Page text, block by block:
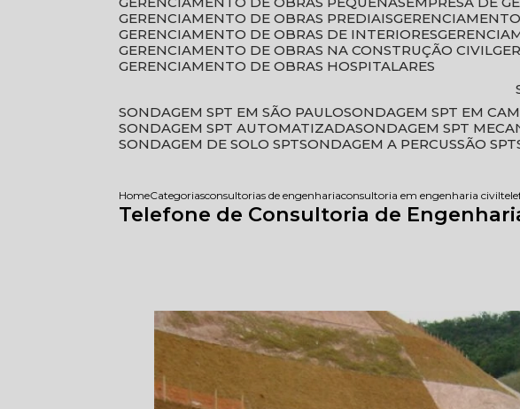
GERENCIAMENTO DE OBRAS PREDIAIS
GERENCIAMENTO DE OBRAS DE INTERIORES
GERENCIAMENTO DE OBRAS NA CONSTRUÇÃO CIVIL
GERENCIAMENTO DE OBRAS HOSPITALARES
SONDAGEM SPT EM SÃO PAULO SONDAGEM SPT EM
SONDAGEM SPT AUTOMATIZADA SONDAGEM SPT
SONDAGEM DE SOLO SPT SONDAGEM A PERCUSSÃO SPT
HomeCategoriasconsultorias de engenhariaconsultoria em engenharia civil
Telefone de Consultoria de